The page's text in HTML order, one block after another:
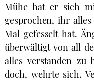
Mühe hat er sich
gesprochen, ihr
Mal gefesselt hat.
überwältigt von all
alles verstanden zu
doch, wehrte sich.